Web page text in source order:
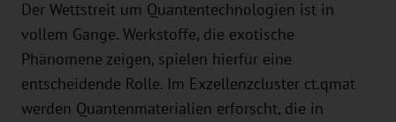
Der Wettstreit um Quantentechnologien ist in
vollem Gange. Werkstoffe, die exotische
Phänomene zeigen, spielen hierfür eine
entscheidende Rolle. Im Exzellenzcluster ct.qmat
werden Quantenmaterialien erforscht, die in